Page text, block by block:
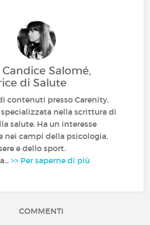
Salomé,
di Salute
contenuti presso Carenity,
specializzata nella scrittura di
salute. Ha un interesse
nei campi della psicologia,
e dello sport.
>> Per saperne di più
COMMENTI